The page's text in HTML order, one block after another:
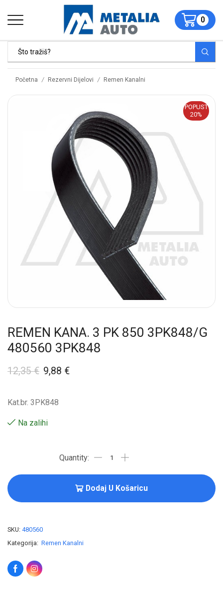
0
Početna / Rezervni Dijelovi / Remen Kanalni
POPUST
20%
REMEN KANA. 3 PK 850 3PK848/G
480560 3PK848
12,35€ 9,88 €
Kat.br. 3PK848
Na zalihi
Dodaj U Košaricu
SKU: 480560
Kategorija: Remen Kanalni